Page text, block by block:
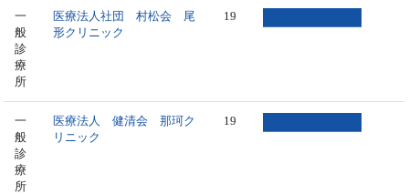
一
般
診
療
所
医療法人社団 村松会 尾
形クリニック
19
一
般
診
療
所
医療法人 健清会 那珂ク
リニック
19